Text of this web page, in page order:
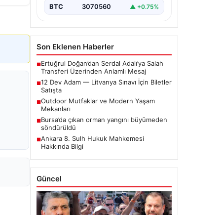
BTC 3070560 ▲ +0.75%
Son Eklenen Haberler
■Ertuğrul Doğan’dan Serdal Adalı’ya Salah
Transferi Üzerinden Anlamlı Mesaj
■12 Dev Adam — Litvanya Sınavı İçin Biletler
Satışta
■Outdoor Mutfaklar ve Modern Yaşam
Mekanları
■Bursa’da çıkan orman yangını büyümeden
söndürüldü
■Ankara 8. Sulh Hukuk Mahkemesi
Hakkında Bilgi
Güncel